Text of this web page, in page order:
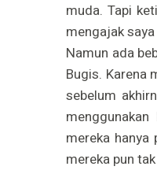
muda. Tapi
mengajak
Namun ada
Bugis. Karena
sebelum
mereka hanya
mereka pun